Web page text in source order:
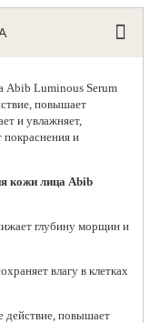
Abib Luminous Serum
повышает
и увлажняет,
покраснения и
кожи лица Abib
глубину морщин и
влагу в клетках
действие, повышает